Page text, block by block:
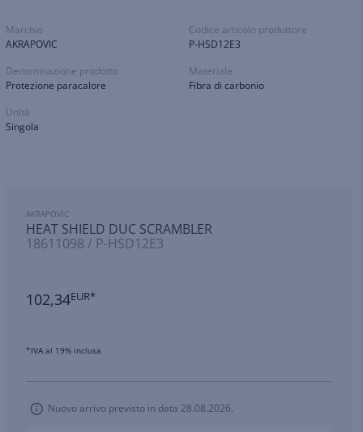
Marchio
AKRAPOVIC
Codice articolo produttore
P-HSD12E3
Denominazione prodotto
Protezione paracalore
Materiale
Fibra di carbonio
Unità
Singola
AKRAPOVIC
HEAT SHIELD DUC SCRAMBLER
18611098 / P-HSD12E3
102,34EUR*
*IVA al 19% inclusa
Nuovo arrivo previsto in data 28.08.2026.